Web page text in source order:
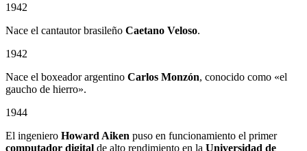
1942
Nace el cantautor brasileño Caetano Veloso.
1942
Nace el boxeador argentino Carlos Monzón, conocido como «el
gaucho de hierro».
1944
El ingeniero Howard Aiken puso en funcionamiento el primer
computador digital de alto rendimiento en la Universidad de